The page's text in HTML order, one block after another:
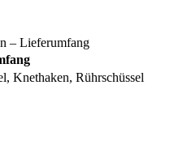
– Lieferumfang
Knethaken, Rührschüssel